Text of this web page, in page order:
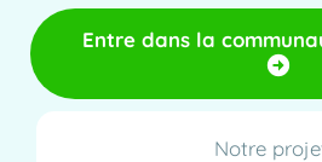
Entre dans la
Notre